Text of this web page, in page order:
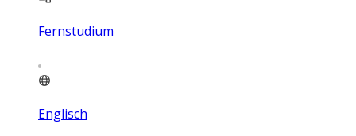
Fernstudium
Englisch